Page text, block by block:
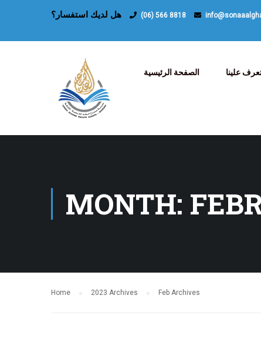
هل لديك استفسار؟ (06) 566 8818
الصفحة الرئيسية علينا
MONTH:
Home 2023 Archives Feb Archives